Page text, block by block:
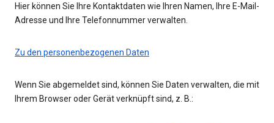
Hier können Sie Ihre Kontaktdaten wie Ihren Namen, Ihre E-Mail-
Adresse und Ihre Telefonnummer verwalten.
Zu den personenbezogenen Daten
Wenn Sie abgemeldet sind, können Sie Daten verwalten, die mit
Ihrem Browser oder Gerät verknüpft sind, z. B.: